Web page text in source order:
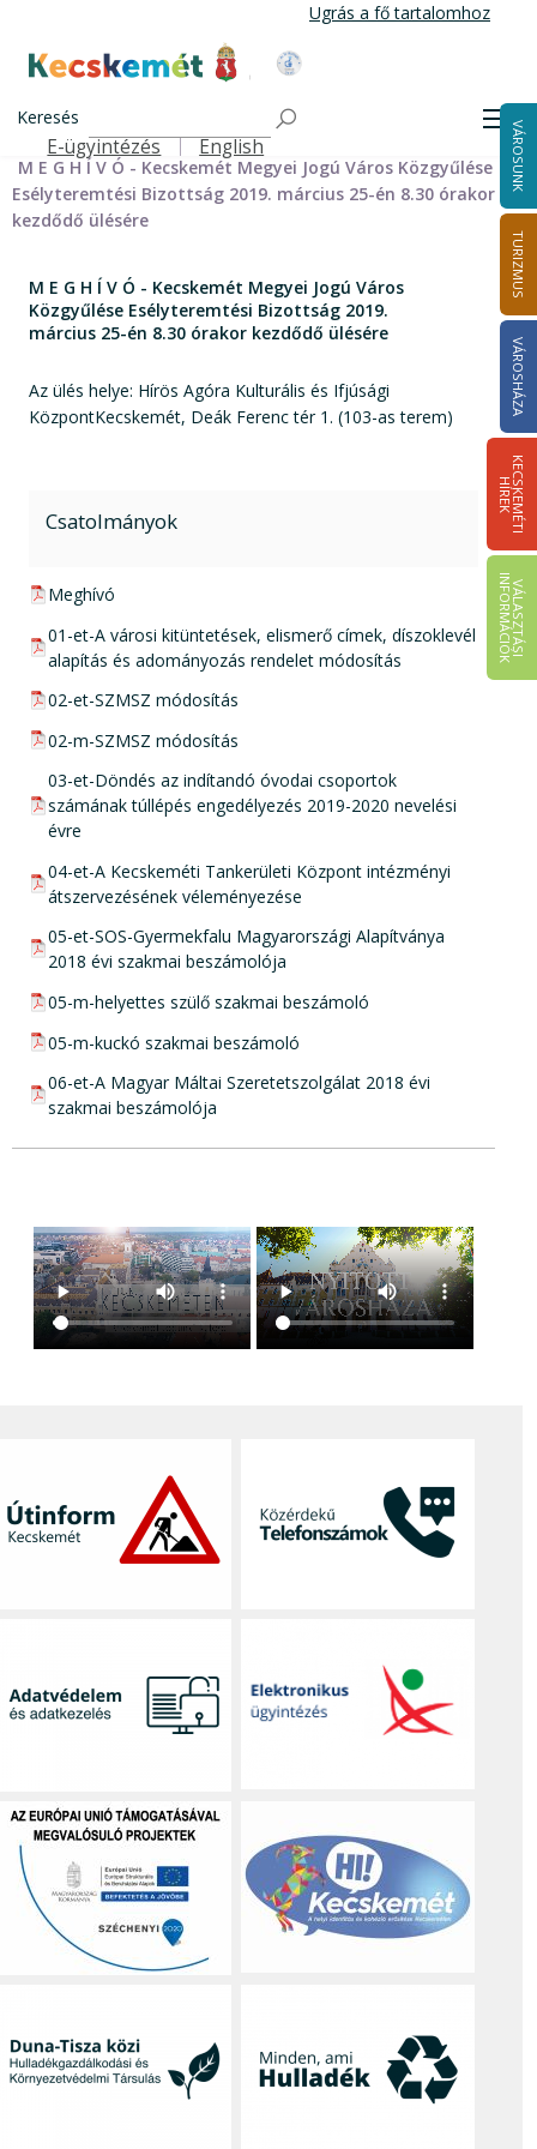
tartalomra
Ugrás a fő tartalomhoz
Kecskemét Város Honlapja
Keresés
Felső navigáció
E-ügyintézés English VÁROSUNK
TURIZMUS
VÁROSHÁZA
K
E
C
S
K
E
M
É
T
I
HÍ
R
E
K
V
Á
L
A
S
Z
T
Á
S
I
IN
F
O
R
M
Á
C
I
Ó
K
Önkormányzat
Bizottságok 2014-2024
Esélyteremtési Bizottság 2014-2024
Esélyteremtési Bizottság meghívói 2014-2019
M E G H Í V Ó - Kecskemét Megyei Jogú Város Közgyűlése
Esélyteremtési Bizottság 2019. március 25-én 8.30 órakor
kezdődő ülésére
M E G H Í V Ó - Kecskemét Megyei Jogú Város
Közgyűlése Esélyteremtési Bizottság 2019.
március 25-én 8.30 órakor kezdődő ülésére
Az ülés helye: Hírös Agóra Kulturális és Ifjúsági
KözpontKecskemét, Deák Ferenc tér 1. (103-as terem)
Csatolmányok
pdf csatolmány:
Meghívó
pdf csatolmány:
01-et-A városi kitüntetések, elismerő címek, díszoklevél
alapítás és adományozás rendelet módosítás
pdf csatolmány:
02-et-SZMSZ módosítás
pdf csatolmány:
02-m-SZMSZ módosítás
pdf csatolmány:
03-et-Döndés az indítandó óvodai csoportok
számának túllépés engedélyezés 2019-2020 nevelési
évre
pdf csatolmány:
04-et-A Kecskeméti Tankerületi Központ intézményi
átszervezésének véleményezése
pdf csatolmány:
05-et-SOS-Gyermekfalu Magyarországi Alapítványa
2018 évi szakmai beszámolója
pdf csatolmány:
05-m-helyettes szülő szakmai beszámoló
pdf csatolmány:
05-m-kuckó szakmai beszámoló
pdf csatolmány:
06-et-A Magyar Máltai Szeretetszolgálat 2018 évi
szakmai beszámolója